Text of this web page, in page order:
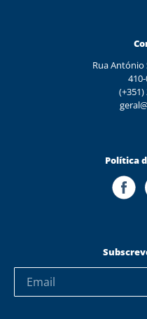
Rua António
(+351)
Política